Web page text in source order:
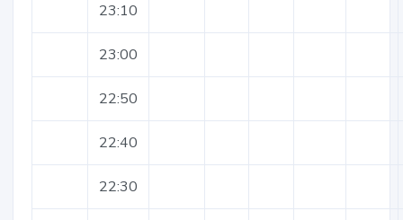
23:10
23:00
22:50
22:40
22:30